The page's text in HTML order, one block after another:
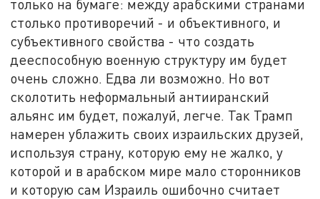
только на бумаге: между арабскими странами
столько противоречий - и объективного, и
субъективного свойства - что создать
дееспособную военную структуру им будет
очень сложно. Едва ли возможно. Но вот
сколотить неформальный антииранский
альянс им будет, пожалуй, легче. Так Трамп
намерен ублажить своих израильских друзей,
используя страну, которую ему не жалко, у
которой и в арабском мире мало сторонников
и которую сам Израиль ошибочно считает